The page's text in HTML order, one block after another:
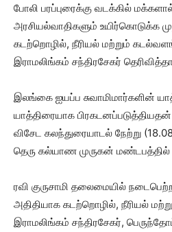
போலி பரப்புரைக்கு வடக்கில்
அரசியல்வாதிகளும் உயிர்கொடுக்க
கடற்றொழில், நீரியல் மற்றும்
இராமலிங்கம் சந்திரசேகர்
இலங்கை ஐயப்ப சுவாமிமார்களின்
யாத்திரையாக
விசேட கலந்துரையாடல் நேற்று
தெரு கல்யாண முருகன் மண்டபத்தில்
ரவி குருசாமி தலைமையில் நடைபெற்ற
அதிதியாக கடற்றொழில், நீரியல்
இராமலிங்கம் சந்திரசேகர்,